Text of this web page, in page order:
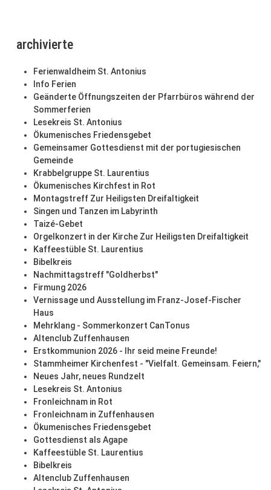
archivierte
Ferienwaldheim St. Antonius
Info Ferien
Geänderte Öffnungszeiten der Pfarrbüros während der
Sommerferien
Lesekreis St. Antonius
Ökumenisches Friedensgebet
Gemeinsamer Gottesdienst mit der portugiesischen
Gemeinde
Krabbelgruppe St. Laurentius
Ökumenisches Kirchfest in Rot
Montagstreff Zur Heiligsten Dreifaltigkeit
Singen und Tanzen im Labyrinth
Taizé-Gebet
Orgelkonzert in der Kirche Zur Heiligsten Dreifaltigkeit
Kaffeestüble St. Laurentius
Bibelkreis
Nachmittagstreff "Goldherbst"
Firmung 2026
Vernissage und Ausstellung im Franz-Josef-Fischer
Haus
Mehrklang - Sommerkonzert CanTonus
Altenclub Zuffenhausen
Erstkommunion 2026 - Ihr seid meine Freunde!
Stammheimer Kirchenfest - "Vielfalt. Gemeinsam. Feiern,"
Neues Jahr, neues Rundzelt
Lesekreis St. Antonius
Fronleichnam in Rot
Fronleichnam in Zuffenhausen
Ökumenisches Friedensgebet
Gottesdienst als Agape
Kaffeestüble St. Laurentius
Bibelkreis
Altenclub Zuffenhausen